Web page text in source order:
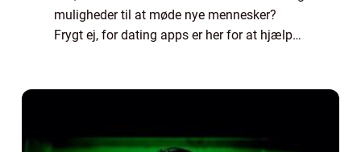
muligheder til at møde nye mennesker?
Frygt ej, for dating apps er her for at hjælpe